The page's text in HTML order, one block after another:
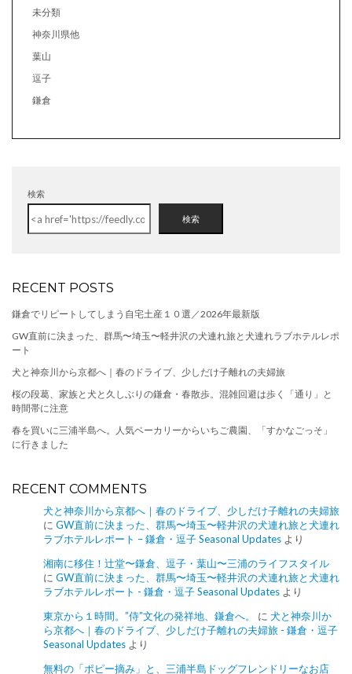
未分類
神奈川県他
葉山
逗子
鎌倉
検索
検索
RECENT POSTS
鎌倉でリピートしてしまう自宅土産１０選／2026年最新版
GW直前に決まった、群馬〜埼玉〜軽井沢の犬連れ旅と犬連れラブホテルレポ
ート
犬と神奈川から京都へ｜春のドライブ、少しだけ子離れの夫婦旅
桜の段葛、家族と犬と久しぶりの鎌倉・春散歩。混雑回避は歩く「通り」と
時間帯に注意
春を買いに三浦半島へ。人気ベーカリーからいちご農園、「すかなごっそ」
に行きました
RECENT COMMENTS
犬と神奈川から京都へ｜春のドライブ、少しだけ子離れの夫婦旅
に GW直前に決まった、群馬〜埼玉〜軽井沢の犬連れ旅と犬連れ
ラブホテルレポート – 鎌倉・逗子 Seasonal Updates より
湘南に移住！辻堂〜鎌倉、逗子・葉山〜三浦のライフスタイル
に GW直前に決まった、群馬〜埼玉〜軽井沢の犬連れ旅と犬連れ
ラブホテルレポート - 鎌倉・逗子 Seasonal Updates より
東京から１時間。”侍”文化の発祥地、鎌倉へ。
に 犬と神奈川か
ら京都へ｜春のドライブ、少しだけ子離れの夫婦旅 - 鎌倉・逗子
Seasonal Updates より
無料の「ポピー摘み」と、三浦半島ドッグフレンドリーなお店